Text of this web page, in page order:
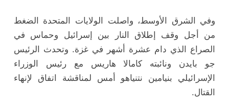
وفي الشرق الأوسط، واصلت الولايات المتحدة الضغط
من أجل وقف إطلاق النار بين إسرائيل وحماس في
الصراع الذي دام عشرة أشهر في غزة. وتحدث الرئيس
جو بايدن ونائبته كامالا هاريس مع رئيس الوزراء
الإسرائيلي بنيامين نتنياهو أمس لمناقشة اتفاق لإنهاء
القتال.